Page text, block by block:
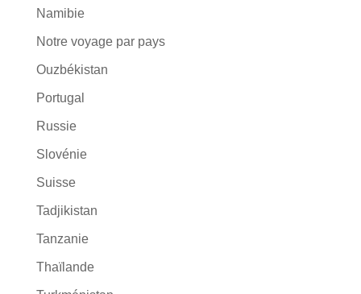
Namibie
Notre voyage par pays
Ouzbékistan
Portugal
Russie
Slovénie
Suisse
Tadjikistan
Tanzanie
Thaïlande